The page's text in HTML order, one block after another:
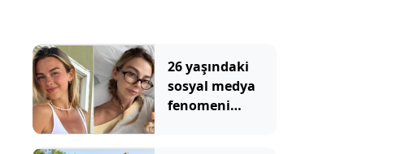
26 yaşındaki
sosyal medya
fenomeni